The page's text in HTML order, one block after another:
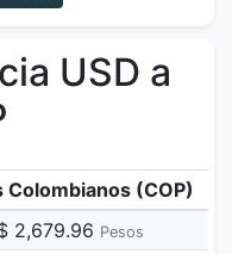
USD a
Colombianos (COP)
2,679.96 Pesos